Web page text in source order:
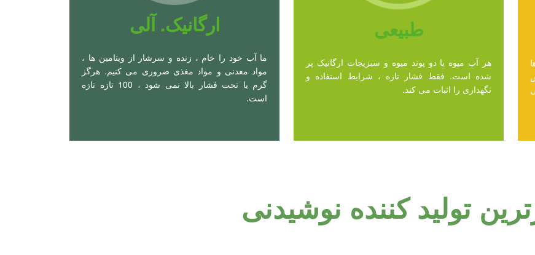
ارگانیک. آلی
ما آب خود را خام ، زنده و سرشار از ویتامین ها ،
مواد معدنی و مواد مغذی ضروری می کنیم. هرگز
گرم یا تحت فشار بالا نمی شود ، 100 تازه تازه
است.
طبیعی
هر آب میوه با دو پوند میوه و سبزیجات ارگانیک پر
شده است. فقط فشار تازه ، شرایط استفاده و
نگهداری را اثبات می کند.
تولید کننده نوشیدنی